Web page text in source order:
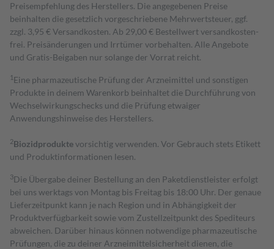
Preisempfehlung des Herstellers. Die angegebenen Preise
beinhalten die gesetzlich vorgeschriebene Mehrwertsteuer, ggf.
zzgl. 3,95 € Versandkosten. Ab 29,00 € Bestell­wert versand­kosten­
frei. Preisänderungen und Irrtümer vorbehalten. Alle Angebote
und Gratis-Beigaben nur solange der Vorrat reicht.
1 Eine pharmazeutische Prüfung der Arzneimittel und sonstigen
Produkte in deinem Warenkorb beinhaltet die Durchführung von
Wechselwirkungschecks und die Prüfung etwaiger
Anwendungshinweise des Herstellers.
2Biozidproduktevorsichtig verwenden. Vor Gebrauch stets Etikett
und Produktinformationen lesen.
3Die Übergabe deiner Bestellung an den Paketdienstleister erfolgt
bei uns werktags von Montag bis Freitag bis 18:00 Uhr. Der genaue
Lieferzeitpunkt kann je nach Region und in Abhängigkeit der
Produktverfügbarkeit sowie vom Zustellzeitpunkt des Spediteurs
abweichen. Darüber hinaus können notwendige pharmazeutische
Prüfungen, die zu deiner Arzneimittelsicherheit dienen, die